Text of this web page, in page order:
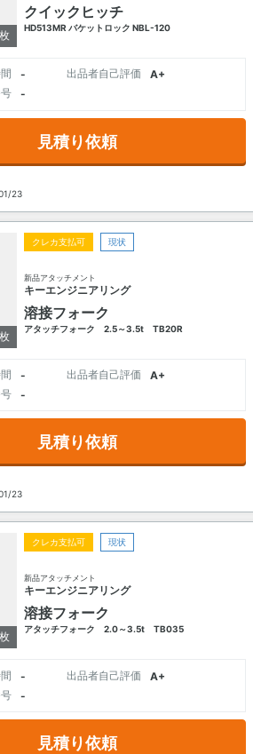
クイックヒッチ
HD513MR バケットロック NBL-120
- 出品者自己評価
A+
-
見積り依頼
23
クレカ支払可 現状
新品アタッチメント
キーエンジニアリング
溶接フォーク
アタッチフォーク 2.5～3.5t TB20R
- 出品者自己評価
A+
-
見積り依頼
23
クレカ支払可 現状
新品アタッチメント
キーエンジニアリング
溶接フォーク
アタッチフォーク 2.0～3.5t TB035
- 出品者自己評価
A+
-
見積り依頼